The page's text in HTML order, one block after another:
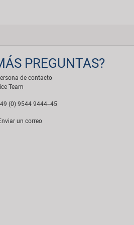
PREGUNTAS?
de contacto
Team
(0) 9544 9444--45
un correo